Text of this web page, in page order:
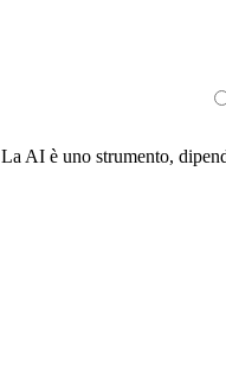
La AI è uno strumento,